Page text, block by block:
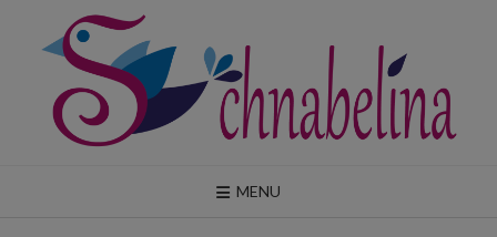
content
MENU